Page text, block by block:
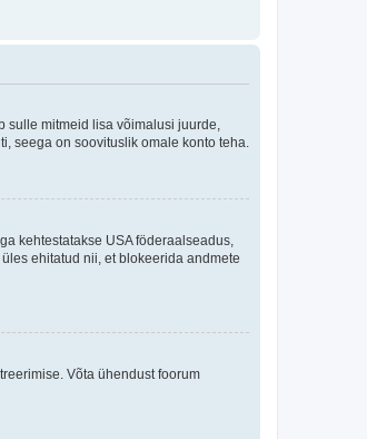
mitmeid lisa võimalusi juurde,
seega on soovituslik omale konto teha.
kehtestatakse USA föderaalseadus,
ehitatud nii, et blokeerida andmete
Võta ühendust foorum